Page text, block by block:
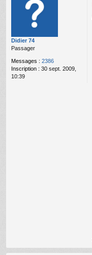
Didier 74
Passager
Messages : 2386
Inscription : 30 sept. 2009,
10:39